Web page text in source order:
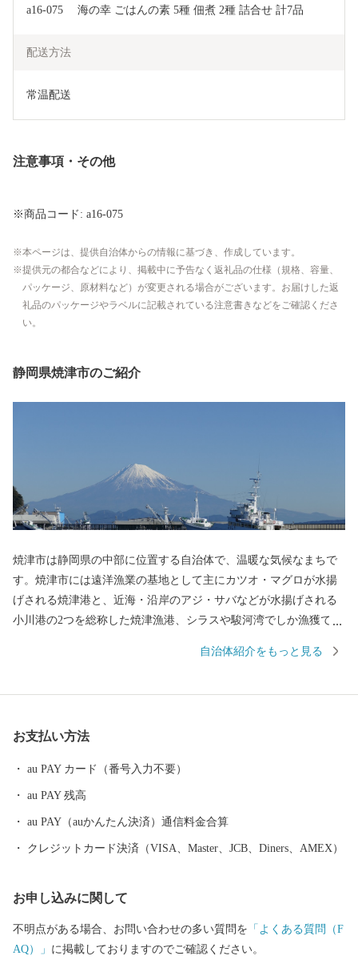
a16-075　 海の幸 ごはんの素 5種 佃煮 2種 詰合せ 計7品
配送方法
常温配送
注意事項・その他
※商品コード: a16-075
本ページは、提供自治体からの情報に基づき、作成しています。
提供元の都合などにより、掲載中に予告なく返礼品の仕様（規格、容量、
パッケージ、原材料など）が変更される場合がございます。お届けした返
礼品のパッケージやラベルに記載されている注意書きなどをご確認くださ
い。
静岡県焼津市のご紹介
焼津市は静岡県の中部に位置する自治体で、温暖な気候なまちで
す。焼津市には遠洋漁業の基地として主にカツオ・マグロが水揚
げされる焼津港と、近海・沿岸のアジ・サバなどが水揚げされる
小川港の2つを総称した焼津漁港、シラスや駿河湾でしか漁獲でき
焼津では水産加工業も全国屈指の生産地となっており、カツオ節
をお楽しみください。
自治体紹介をもっと見る
お支払い方法
au PAY カード（番号入力不要）
au PAY 残高
au PAY（auかんたん決済）通信料金合算
クレジットカード決済（VISA、Master、JCB、Diners、AMEX）
お申し込みに関して
不明点がある場合、お問い合わせの多い質問を 「よくある質問（F
AQ）」 に掲載しておりますのでご確認ください。